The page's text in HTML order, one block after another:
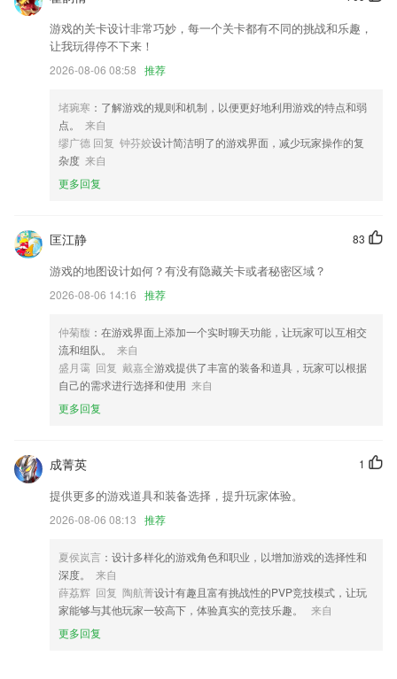
阅读界面中，字体设置等添加了文字提示；
增加wifi配网功能。
每天来账单页擦亮作品，一键增加图片卖出机会！
— 新增图层比例锁定选项
联系我们
以上就是彩11下载记录的介绍，如果您喜欢这款软件，您可以到应用商
店进行打分评论，说出您的使用经历，以帮助我们更好的对产品进行优化
游戏的关卡设计非常巧妙，每一个关卡都有不同的挑战和乐趣，
让我玩得停不下来！
2026-08-06 08:58 推荐
堵琬寒 ：了解游戏的规则和机制，以便更好地利用游戏的特点和弱
点。
来自
缪广德 回复 钟芬姣设计简洁明了的游戏界面，减少玩家操作的复
杂度 来自
更多回复
83
匡江静
游戏的地图设计如何？有没有隐藏关卡或者秘密区域？
2026-08-06 14:16 推荐
仲菊馥 ：在游戏界面上添加一个实时聊天功能，让玩家可以互相交
流和组队。
来自
盛月霭 回复 戴嘉全游戏提供了丰富的装备和道具，玩家可以根据
自己的需求进行选择和使用 来自
更多回复
1
成菁英
提供更多的游戏道具和装备选择，提升玩家体验。
2026-08-06 08:13 推荐
夏侯岚言 ：设计多样化的游戏角色和职业，以增加游戏的选择性和
深度。
来自
薛荔辉 回复 陶航菁设计有趣且富有挑战性的PVP竞技模式，让玩
家能够与其他玩家一较高下，体验真实的竞技乐趣。
来自
更多回复